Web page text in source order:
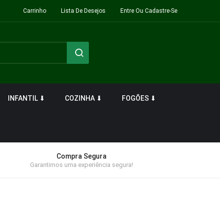
Carrinho Lista De Desejos Entre Ou Cadastre-Se
INFANTIL ⬇ COZINHA ⬇ FOGÕES ⬇
Compra Segura
Garantimos uma experiência segura!